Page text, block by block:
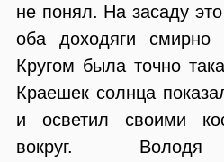
не понял. На засаду
оба доходяги
Кругом была точно
Краешек солнца
и осветил своими
вокруг. Володя